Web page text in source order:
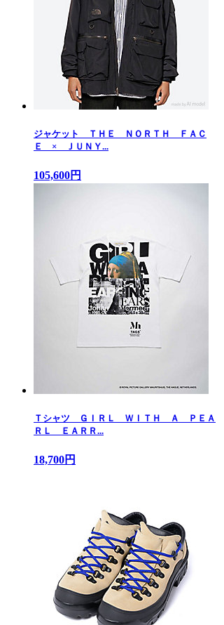
ジャケット ＴＨＥ ＮＯＲＴＨ ＦＡＣ
Ｅ × ＪＵＮＹ...
105,600円
Ｔシャツ ＧＩＲＬ ＷＩＴＨ Ａ ＰＥＡ
ＲＬ ＥＡＲＲ...
18,700円